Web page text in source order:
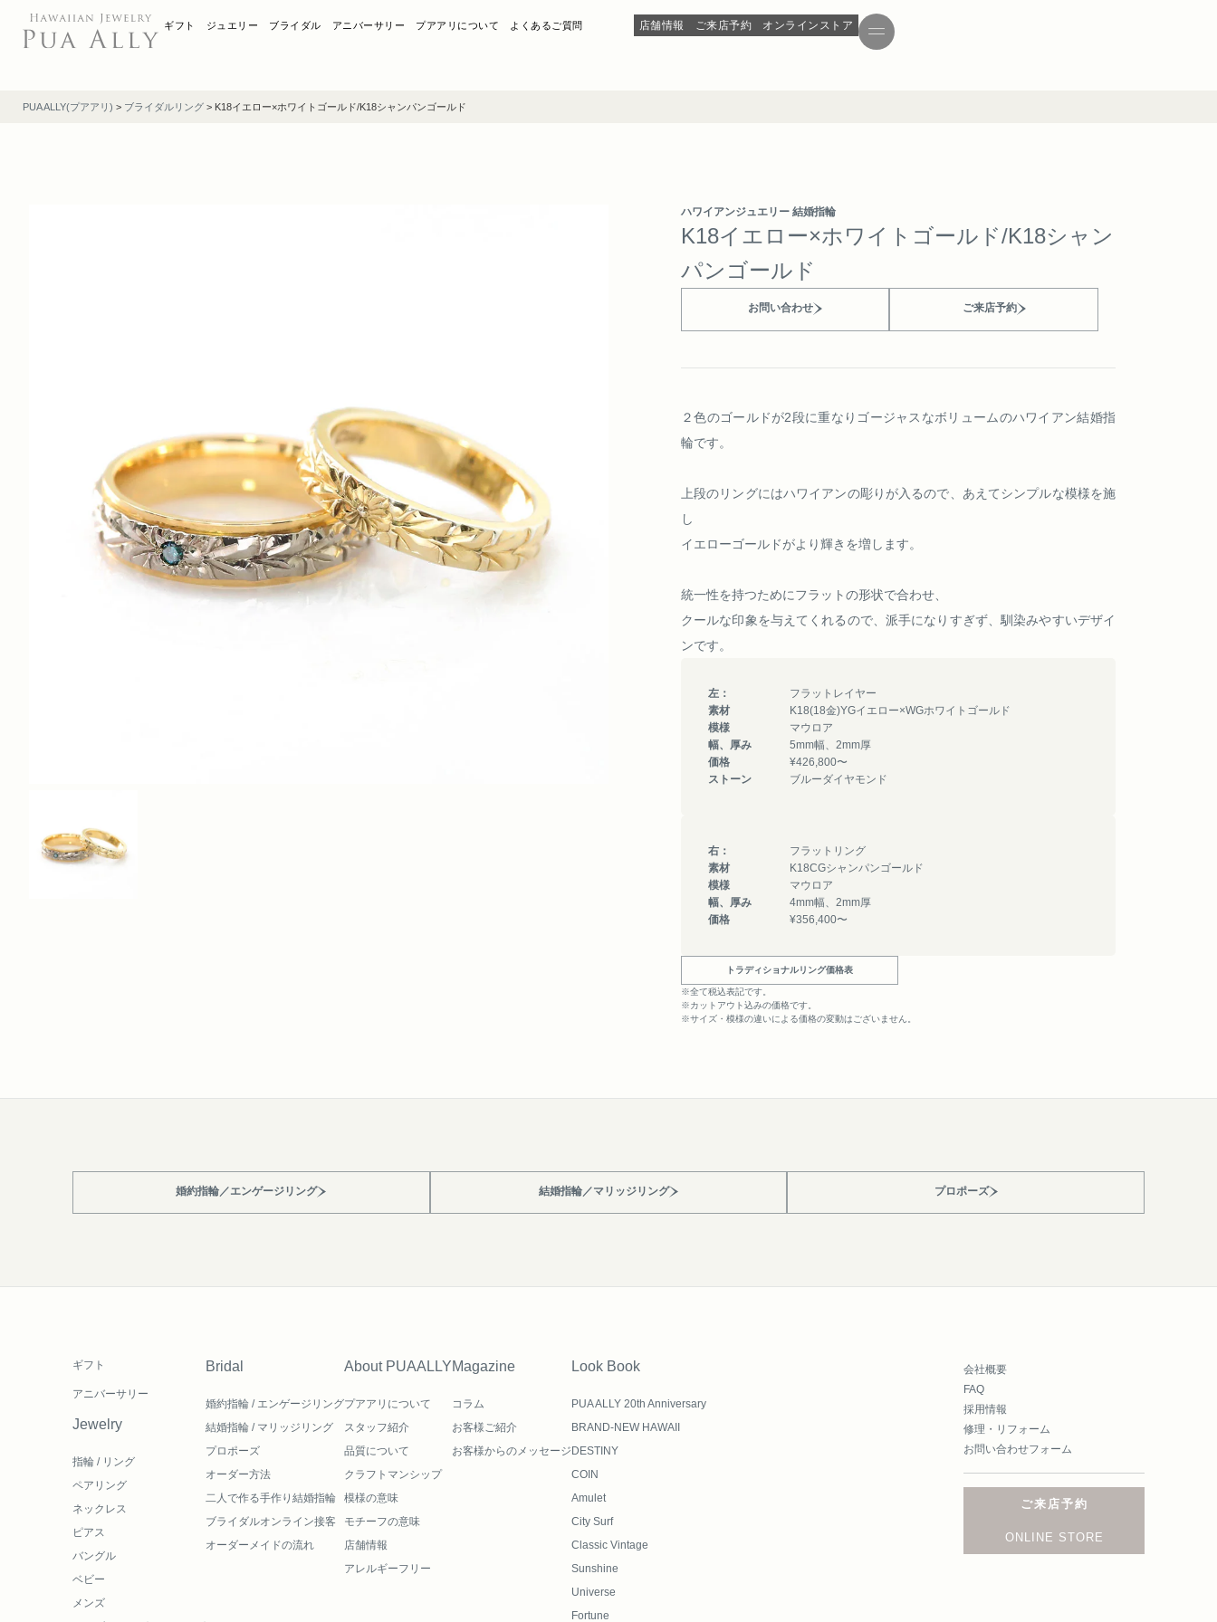
ギフト ジュエリー ブライダル アニバーサリー プアアリについて よくあるご質問 店舗情報 ご来店予約 オンラインストア
PUA ALLY(プアアリ) > ブライダルリング > K18イエロー×ホワイトゴールド/K18シャンパンゴールド
ハワイアンジュエリー 結婚指輪
K18イエロー×ホワイトゴールド/K18シャン
パンゴールド
お問い合わせ ご来店予約
２色のゴールドが2段に重なりゴージャスなボリュームのハワイアン結婚指
輪です。
上段のリングにはハワイアンの彫りが入るので、あえてシンプルな模様を施
し
イエローゴールドがより輝きを増します。
統一性を持つためにフラットの形状で合わせ、
クールな印象を与えてくれるので、派手になりすぎず、馴染みやすいデザイ
ンです。
左：
フラットレイヤー
素材
K18(18金)YGイエロー×WGホワイトゴールド
模様
マウロア
幅、厚み
5mm幅、2mm厚
価格
¥426,800〜
ストーン
ブルーダイヤモンド
右：
フラットリング
素材
K18CGシャンパンゴールド
模様
マウロア
幅、厚み
4mm幅、2mm厚
価格
¥356,400〜
トラディショナルリング価格表
※全て税込表記です。
※カットアウト込みの価格です。
※サイズ・模様の違いによる価格の変動はございません。
婚約指輪／エンゲージリング 結婚指輪／マリッジリング プロポーズ
ギフト
アニバーサリー
Jewelry
指輪 / リング
ペアリング
ネックレス
ピアス
バングル
ベビー
メンズ
Bridal
婚約指輪 / エンゲージリング
結婚指輪 / マリッジリング
プロポーズ
オーダー方法
二人で作る手作り結婚指輪
ブライダルオンライン接客
オーダーメイドの流れ
About PUAALLY
プアアリについて
スタッフ紹介
品質について
クラフトマンシップ
模様の意味
モチーフの意味
店舗情報
アレルギーフリー
Magazine
コラム
お客様ご紹介
お客様からのメッセージ
Look Book
PUA ALLY 20th Anniversary
BRAND-NEW HAWAII
DESTINY
COIN
Amulet
City Surf
Classic Vintage
Sunshine
Universe
Fortune
会社概要
FAQ
採用情報
修理・リフォーム
お問い合わせフォーム
ご来店予約
ONLINE STORE